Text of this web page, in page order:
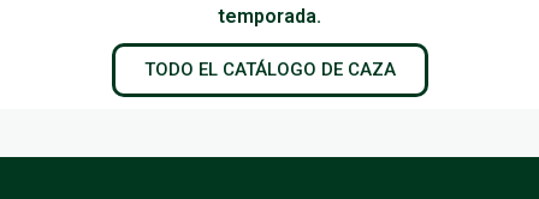
temporada.
TODO EL CATÁLOGO DE CAZA